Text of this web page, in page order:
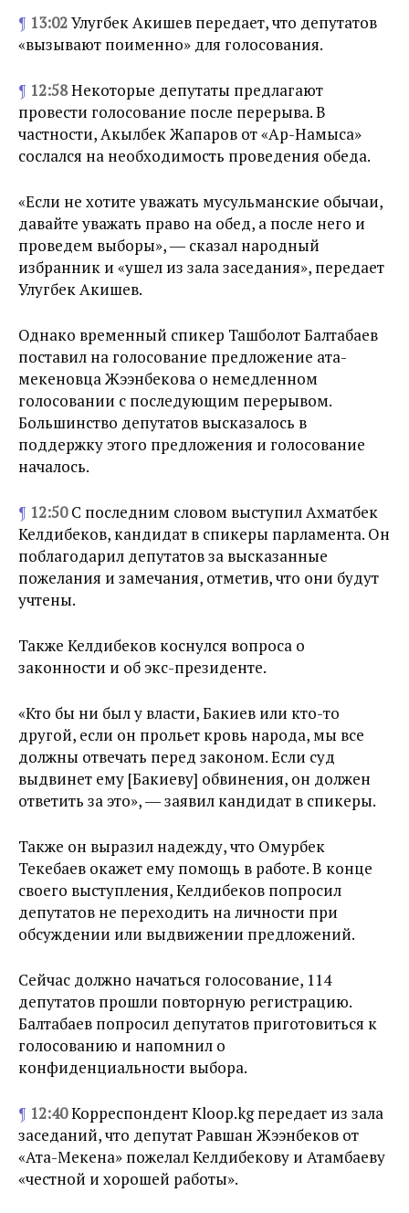
¶ 13:02Улугбек Акишев передает, что депутатов
«вызывают поименно» для голосования.
¶ 12:58Некоторые депутаты предлагают
провести голосование после перерыва. В
частности, Акылбек Жапаров от «Ар-Намыса»
сослался на необходимость проведения обеда.
«Если не хотите уважать мусульманские обычаи,
давайте уважать право на обед, а после него и
проведем выборы», ― сказал народный
избранник и «ушел из зала заседания», передает
Улугбек Акишев.
Однако временный спикер Ташболот Балтабаев
поставил на голосование предложение ата-
мекеновца Жээнбекова о немедленном
голосовании с последующим перерывом.
Большинство депутатов высказалось в
поддержку этого предложения и голосование
началось.
¶ 12:50С последним словом выступил Ахматбек
Келдибеков, кандидат в спикеры парламента. Он
поблагодарил депутатов за высказанные
пожелания и замечания, отметив, что они будут
учтены.
Также Келдибеков коснулся вопроса о
законности и об экс-президенте.
«Кто бы ни был у власти, Бакиев или кто-то
другой, если он прольет кровь народа, мы все
должны отвечать перед законом. Если суд
выдвинет ему [Бакиеву] обвинения, он должен
ответить за это», ― заявил кандидат в спикеры.
Также он выразил надежду, что Омурбек
Текебаев окажет ему помощь в работе. В конце
своего выступления, Келдибеков попросил
депутатов не переходить на личности при
обсуждении или выдвижении предложений.
Сейчас должно начаться голосование, 114
депутатов прошли повторную регистрацию.
Балтабаев попросил депутатов приготовиться к
голосованию и напомнил о
конфиденциальности выбора.
¶ 12:40Корреспондент Kloop.kg передает из зала
заседаний, что депутат Равшан Жээнбеков от
«Ата-Мекена» пожелал Келдибекову и Атамбаеву
«честной и хорошей работы».